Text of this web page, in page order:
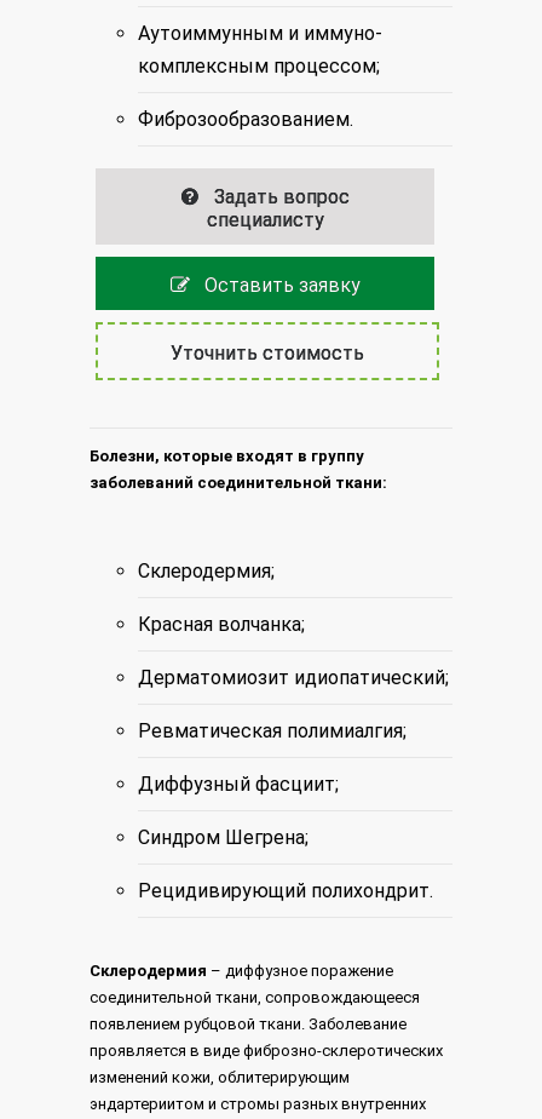
Аутоиммунным и иммуно-
комплексным процессом;
Фиброзообразованием.
Задать вопрос
специалисту
Оставить заявку
Уточнить стоимость
Болезни, которые входят в группу
заболеваний соединительной ткани:
Склеродермия;
Красная волчанка;
Дерматомиозит идиопатический;
Ревматическая полимиалгия;
Диффузный фасциит;
Синдром Шегрена;
Рецидивирующий полихондрит.
Склеродермия – диффузное поражение
соединительной ткани, сопровождающееся
появлением рубцовой ткани. Заболевание
проявляется в виде фиброзно-склеротических
изменений кожи, облитерирующим
эндартериитом и стромы разных внутренних